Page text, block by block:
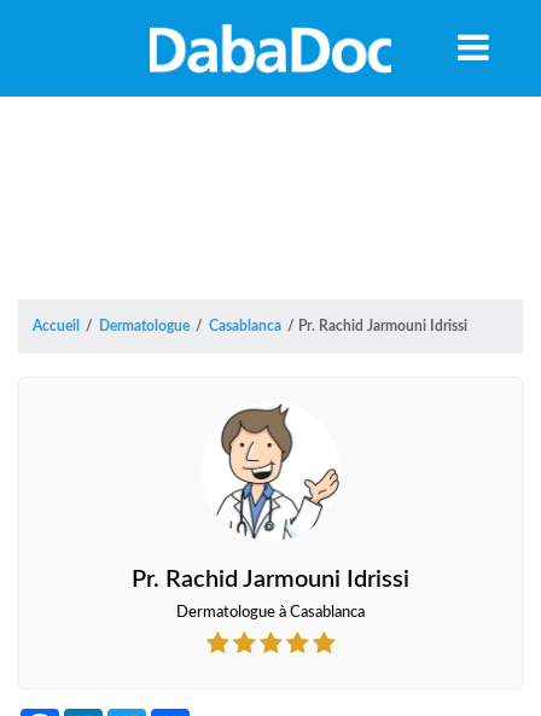
Accueil / Dermatologue / Casablanca / Pr. Rachid Jarmouni Idrissi
Pr. Rachid Jarmouni Idrissi
Dermatologue à Casablanca